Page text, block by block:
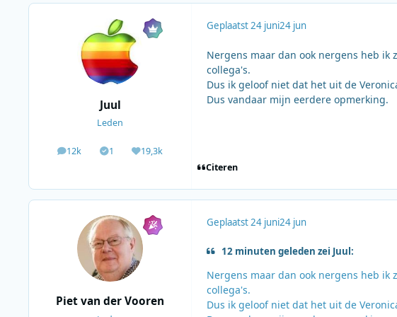
Juul
Leden
12k
berichten1
Solutions19,3k
Waardering
Geplaatst24 juni24 jun
Nergens maar dan ook nergens heb ik
collega's.
Dus ik geloof niet dat het uit de
Dus vandaar mijn eerdere opmerking.
Citeren
Piet van der Vooren
Geplaatst24 juni24 jun
12 minuten geleden zei Juul:
Nergens maar dan ook nergens heb ik
collega's.
Dus ik geloof niet dat het uit de